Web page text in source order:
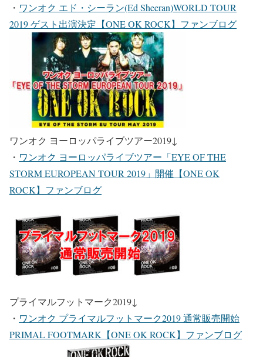
・ ワンオク エド・シーラン(Ed Sheeran)WORLD TOUR
2019 ゲスト出演決定【ONE OK ROCK】ファンブログ
ワンオク ヨーロッパライブツアー2019↓
・ ワンオク ヨーロッパライブツアー「EYE OF THE
STORM EUROPEAN TOUR 2019」開催【ONE OK
ROCK】ファンブログ
プライマルフットマーク2019↓
・ ワンオク プライマルフットマーク2019 通常販売開始
PRIMAL FOOTMARK【ONE OK ROCK】ファンブログ